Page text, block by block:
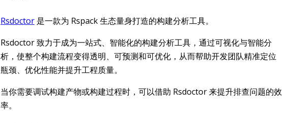
Rsdoctor 是一款为 Rspack 生态量身打造的构建分析工具。
Rsdoctor 致力于成为一站式、智能化的构建分析工具，通过可视化与智能分
析，使整个构建流程变得透明、可预测和可优化，从而帮助开发团队精准定位
瓶颈、优化性能并提升工程质量。
当你需要调试构建产物或构建过程时，可以借助 Rsdoctor 来提升排查问题的效
率。